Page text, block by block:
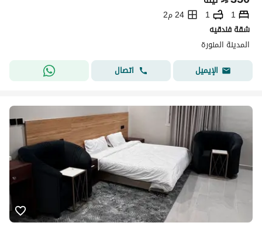
1
1
24 م2
شقة فندقيه
المدينة المنورة
الإيميل
اتصال